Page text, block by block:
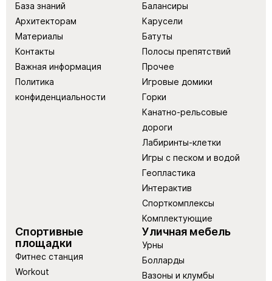
База знаний
Архитекторам
Материалы
Контакты
Важная информация
Политика
конфиденциальности
Балансиры
Карусели
Батуты
Полосы препятствий
Прочее
Игровые домики
Горки
Канатно-рельсовые
дороги
Лабиринты-клетки
Игры с песком и водой
Геопластика
Интерактив
Спорткомплексы
Комплектующие
Спортивные
площадки
Фитнес станция
Workout
Уличная мебель
Урны
Болларды
Вазоны и клумбы